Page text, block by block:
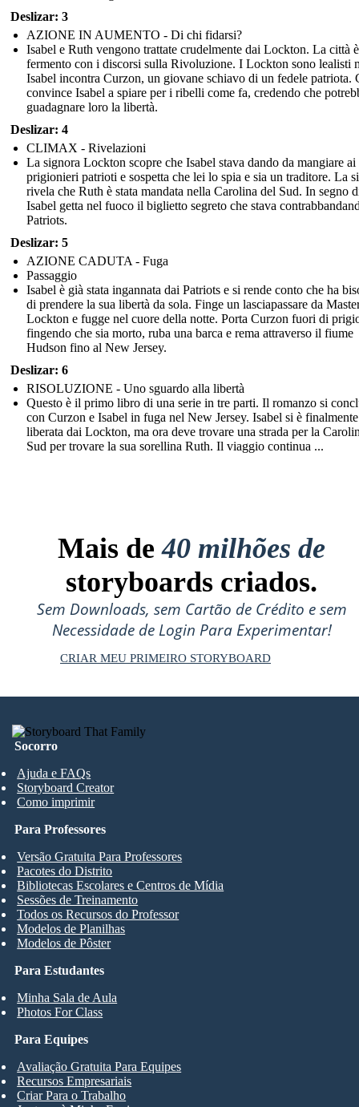
Deslizar: 3
AZIONE IN AUMENTO - Di chi fidarsi?
Isabel e Ruth vengono trattate crudelmente dai Lockton. La città
fermento con i discorsi sulla Rivoluzione. I Lockton sono lealisti
Isabel incontra Curzon, un giovane schiavo di un fedele patriota.
convince Isabel a spiare per i ribelli come fa, credendo che
guadagnare loro la libertà.
Deslizar: 4
CLIMAX - Rivelazioni
La signora Lockton scopre che Isabel stava dando da mangiare ai
prigionieri patrioti e sospetta che lei lo spia e sia un traditore. La
rivela che Ruth è stata mandata nella Carolina del Sud. In segno
Isabel getta nel fuoco il biglietto segreto che stava
Patriots.
Deslizar: 5
AZIONE CADUTA - Fuga
Passaggio
Isabel è già stata ingannata dai Patriots e si rende conto che ha
di prendere la sua libertà da sola. Finge un lasciapassare da
Lockton e fugge nel cuore della notte. Porta Curzon fuori di
fingendo che sia morto, ruba una barca e rema attraverso il fiume
Hudson fino al New Jersey.
Deslizar: 6
RISOLUZIONE - Uno sguardo alla libertà
Questo è il primo libro di una serie in tre parti. Il romanzo si
con Curzon e Isabel in fuga nel New Jersey. Isabel si è finalmente
liberata dai Lockton, ma ora deve trovare una strada per la
Sud per trovare la sua sorellina Ruth. Il viaggio continua ...
Mais de40 milhões de
storyboards criados.
Sem Downloads, sem Cartão de Crédito e sem
Necessidade de Login Para Experimentar!
CRIAR MEU PRIMEIRO STORYBOARD
Socorro
Ajuda e FAQs
Storyboard Creator
Como imprimir
Para Estudantes
Minha Sala de Aula
Photos For Class
Para Professores
Versão Gratuita Para Professores
Pacotes do Distrito
Bibliotecas Escolares e Centros de Mídia
Sessões de Treinamento
Todos os Recursos do Professor
Modelos de Planilhas
Modelos de Pôster
Para Equipes
Avaliação Gratuita Para Equipes
Recursos Empresariais
Criar Para o Trabalho